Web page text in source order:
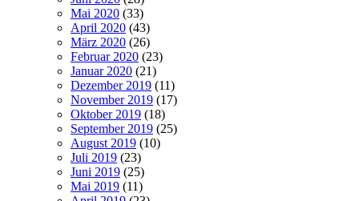
Mai 2020 (33)
April 2020 (43)
März 2020 (26)
Februar 2020 (23)
Januar 2020 (21)
Dezember 2019 (11)
November 2019 (17)
Oktober 2019 (18)
September 2019 (25)
August 2019 (10)
Juli 2019 (23)
Juni 2019 (25)
Mai 2019 (11)